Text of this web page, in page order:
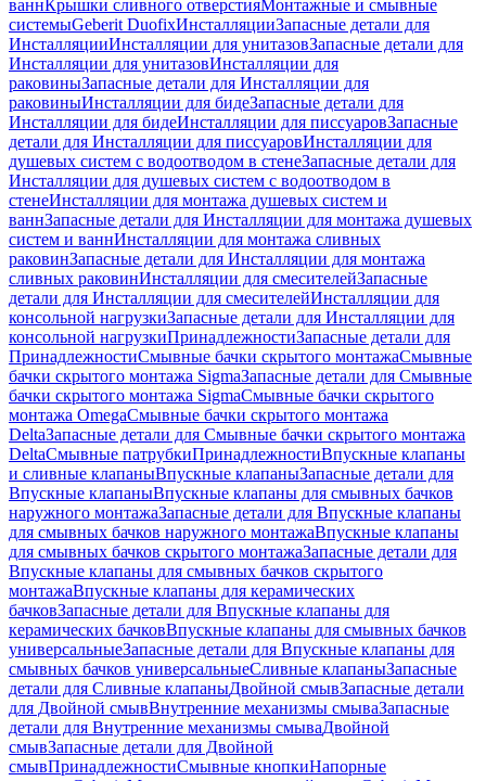
ваннКрышки сливного отверстияМонтажные и смывные
системыGeberit DuofixИнсталляцииЗапасные детали для
ИнсталляцииИнсталляции для унитазовЗапасные детали для
Инсталляции для унитазовИнсталляции для
раковиныЗапасные детали для Инсталляции для
раковиныИнсталляции для бидеЗапасные детали для
Инсталляции для бидеИнсталляции для писсуаровЗапасные
детали для Инсталляции для писсуаровИнсталляции для
душевых систем с водоотводом в стенеЗапасные детали для
Инсталляции для душевых систем с водоотводом в
стенеИнсталляции для монтажа душевых систем и
ваннЗапасные детали для Инсталляции для монтажа душевых
систем и ваннИнсталляции для монтажа сливных
раковинЗапасные детали для Инсталляции для монтажа
сливных раковинИнсталляции для смесителейЗапасные
детали для Инсталляции для смесителейИнсталляции для
консольной нагрузкиЗапасные детали для Инсталляции для
консольной нагрузкиПринадлежностиЗапасные детали для
ПринадлежностиСмывные бачки скрытого монтажаСмывные
бачки скрытого монтажа SigmaЗапасные детали для Смывные
бачки скрытого монтажа SigmaСмывные бачки скрытого
монтажа OmegaСмывные бачки скрытого монтажа
DeltaЗапасные детали для Смывные бачки скрытого монтажа
DeltaСмывные патрубкиПринадлежностиВпускные клапаны
и сливные клапаныВпускные клапаныЗапасные детали для
Впускные клапаныВпускные клапаны для смывных бачков
наружного монтажаЗапасные детали для Впускные клапаны
для смывных бачков наружного монтажаВпускные клапаны
для смывных бачков скрытого монтажаЗапасные детали для
Впускные клапаны для смывных бачков скрытого
монтажаВпускные клапаны для керамических
бачковЗапасные детали для Впускные клапаны для
керамических бачковВпускные клапаны для смывных бачков
универсальныеЗапасные детали для Впускные клапаны для
смывных бачков универсальныеСливные клапаныЗапасные
детали для Сливные клапаныДвойной смывЗапасные детали
для Двойной смывВнутренние механизмы смываЗапасные
детали для Внутренние механизмы смываДвойной
смывЗапасные детали для Двойной
смывПринадлежностиСмывные кнопкиНапорные